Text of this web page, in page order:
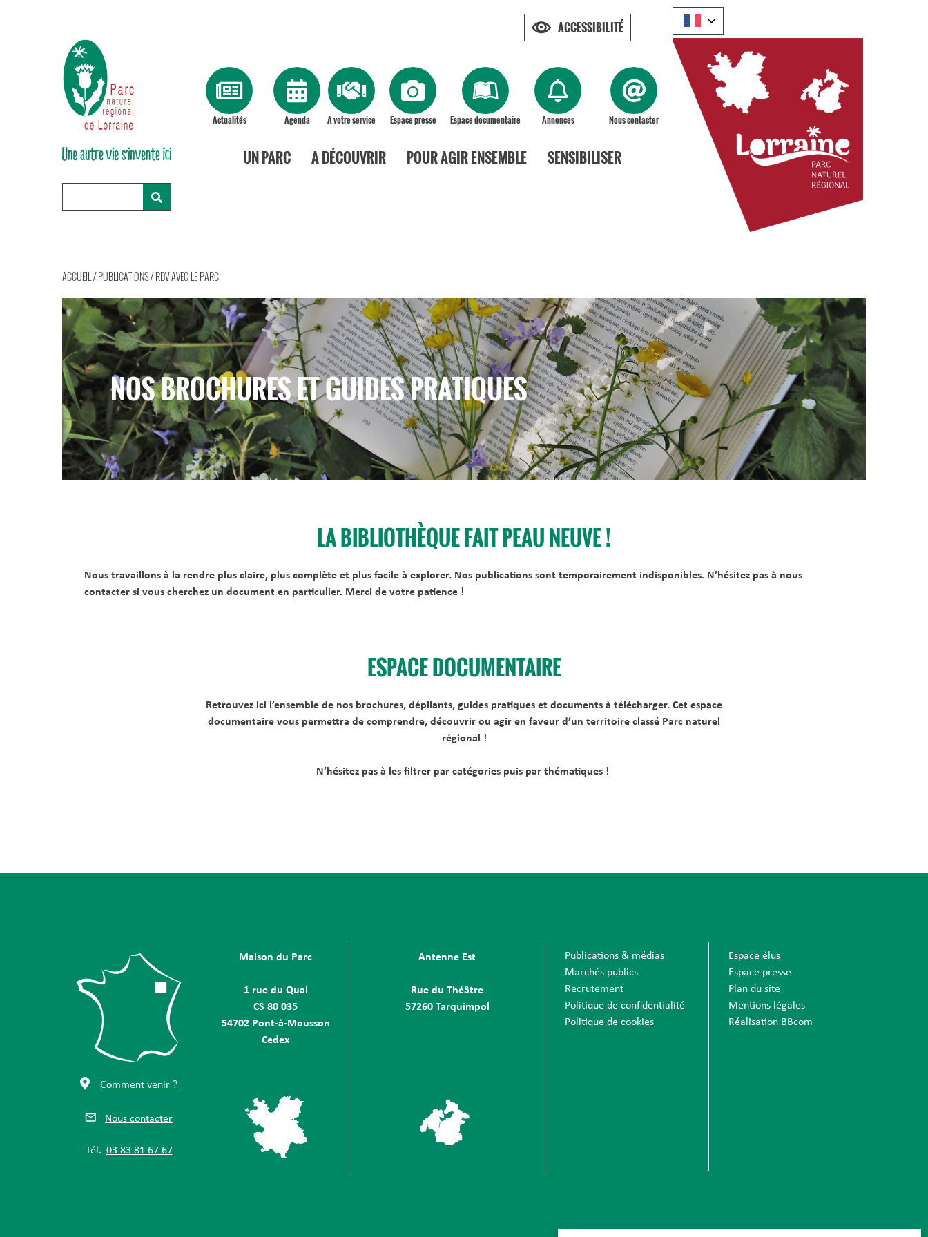
Actualités Agenda A votre service Espace presse Espace documentaire Annonces Nous contacter
UN PARC A DÉCOUVRIR POUR AGIR ENSEMBLE SENSIBILISER
ACCUEIL /PUBLICATIONS/RDV AVEC LE PARC
NOS BROCHURES ET GUIDES PRATIQUES
LA BIBLIOTHÈQUE FAIT PEAU NEUVE !
Nous travaillons à la rendre plus claire, plus complète et plus facile à explorer. Nos publications sont temporairement indisponibles. N’hésitez pas à nous
contacter si vous cherchez un document en particulier. Merci de votre patience !
ESPACE DOCUMENTAIRE
Retrouvez ici l’ensemble de nos brochures, dépliants, guides pratiques et documents à télécharger. Cet espace
documentaire vous permettra de comprendre, découvrir ou agir en faveur d’un territoire classé Parc naturel
régional !
N’hésitez pas à les filtrer par catégories puis par thématiques !
Comment venir ?
Nous contacter
Tél. 03 83 81 67 67
Maison du Parc
1 rue du Quai
CS 80 035
54702 Pont-à-Mousson
Cedex
Antenne Est
Rue du Théâtre
57260 Tarquimpol
Publications & médias
Marchés publics
Recrutement
Politique de confidentialité
Politique de cookies
Espace élus
Espace presse
Plan du site
Mentions légales
Réalisation BBcom
ACCESSIBILITÉ